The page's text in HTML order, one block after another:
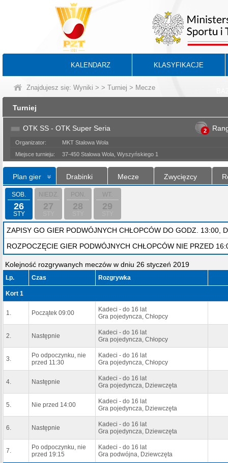
KALENDARZ KLASYFIKACJE
Znajdujesz się: Wyniki > > Turniej > Mecze
Turniej
OTK SS - OTK Super Seria 2
Organizator:
MKT Stalowa Wola
Miejsce turnieju:
37-450 Stalowa Wola, Wyszyńskiego 1
Plan gier Drabinki Mecze Zwycięzcy
SOB.
26
STY
NIEDZ.
27
PON.
28
WT.
29
ZAPISY GO GIER PODWÓJNYCH CHŁOPCÓW DO GODZ. 13:00,
ROZPOCZĘCIE GIER PODWÓJNYCH CHŁOPCÓW NIE PRZED
Kolejność rozgrywanych meczów w dniu 26 styczeń 2019
Lp. Czas Rozgrywka
Kort 1
1. Początek 09:00
Kadeci - do 16 lat
Gra pojedyncza, Chłopcy
2. Następnie
Kadeci - do 16 lat
Gra pojedyncza, Chłopcy
3.
Po odpoczynku, nie
przed 11:30
Kadeci - do 16 lat
Gra pojedyncza, Chłopcy
4. Następnie
Kadeci - do 16 lat
Gra pojedyncza, Dziewczęta
5. Nie przed 14:00
Kadeci - do 16 lat
Gra pojedyncza, Dziewczęta
6. Następnie
Kadeci - do 16 lat
Gra pojedyncza, Dziewczęta
7.
Po odpoczynku, nie
przed 19:15
Kadeci - do 16 lat
Gra podwójna, Dziewczęta